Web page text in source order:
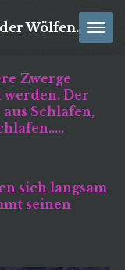
Wölfen
Zwerge
Der
Schlafen,
sich langsam
seinen